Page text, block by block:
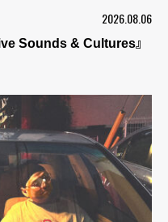
2026.08.06
Sounds & Cultures』